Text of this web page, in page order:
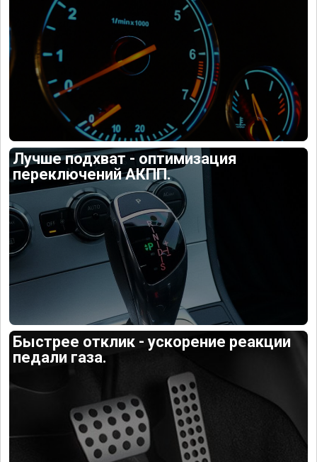
Лучше подхват - оптимизация
переключений АКПП.
Быстрее отклик - ускорение реакции
педали газа.